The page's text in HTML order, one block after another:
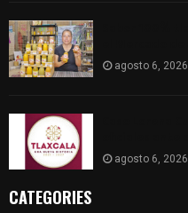
agosto 6, 2026
agosto 6, 2026
CATEGORIES